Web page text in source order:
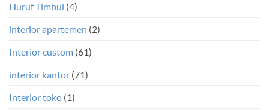
Huruf Timbul (4)
interior apartemen (2)
Interior custom (61)
interior kantor (71)
Interior toko (1)